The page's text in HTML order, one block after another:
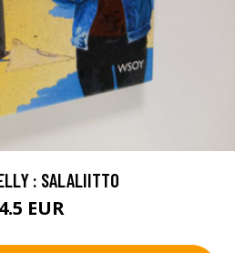
: SALALIITTO
4.5 EUR